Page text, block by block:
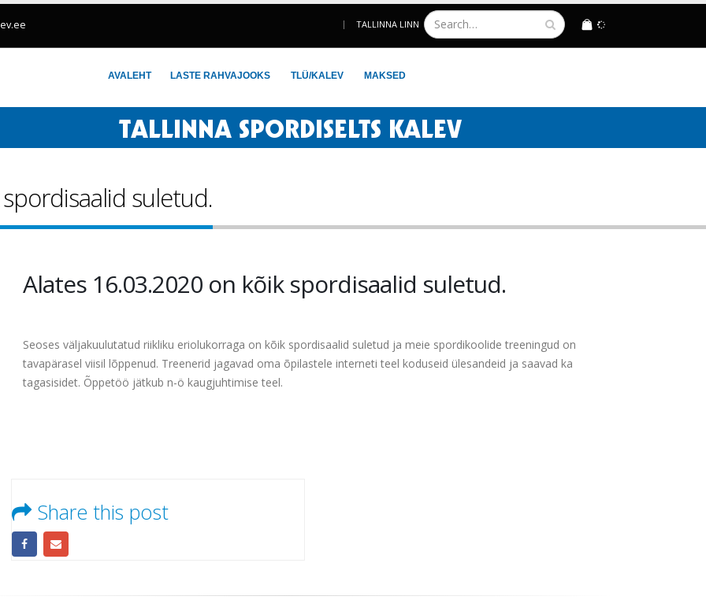
TALLINNA LINN LOGIN
AVALEHT LASTE RAHVAJOOKS TLÜ/KALEV MAKSED
suletud.
Alates 16.03.2020 on kõik spordisaalid suletud.
Seoses väljakuulutatud riikliku eriolukorraga on kõik spordisaalid suletud ja meie spordikoolide treeningud on
tavapärasel viisil lõppenud. Treenerid jagavad oma õpilastele interneti teel koduseid ülesandeid ja saavad ka
tagasisidet. Õppetöö jätkub n-ö kaugjuhtimise teel.
Share this post